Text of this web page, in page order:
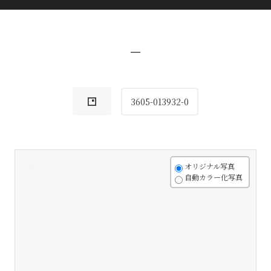
−
3605-013932-0
オリジナル写真
自動カラー化写真